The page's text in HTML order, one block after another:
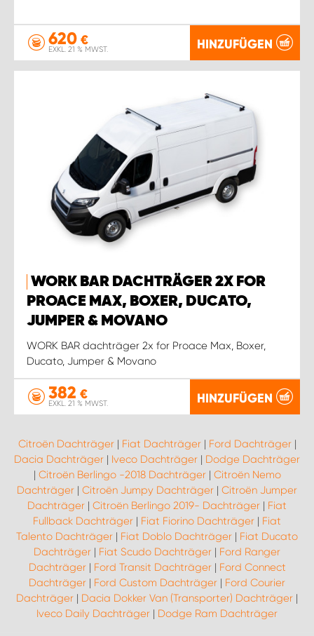
620 €
EXKL. 21 % MWST. HINZUFÜGEN
WORK BAR DACHTRÄGER 2X FOR
PROACE MAX, BOXER, DUCATO,
JUMPER & MOVANO
WORK BAR dachträger 2x for Proace Max, Boxer,
Ducato, Jumper & Movano
382 €
EXKL. 21 % MWST. HINZUFÜGEN
Citroën Dachträger| Fiat Dachträger| Ford Dachträger|
Dacia Dachträger | Iveco Dachträger | Dodge Dachträger
| Citroën Berlingo -2018 Dachträger| Citroën Nemo
Dachträger | Citroën Jumpy Dachträger | Citroën Jumper
Dachträger | Citroën Berlingo 2019- Dachträger | Fiat
Fullback Dachträger | Fiat Fiorino Dachträger | Fiat
Talento Dachträger | Fiat Doblo Dachträger | Fiat Ducato
Dachträger | Fiat Scudo Dachträger | Ford Ranger
Dachträger| Ford Transit Dachträger| Ford Connect
Dachträger | Ford Custom Dachträger | Ford Courier
Dachträger | Dacia Dokker Van (Transporter) Dachträger |
Iveco Daily Dachträger | Dodge Ram Dachträger